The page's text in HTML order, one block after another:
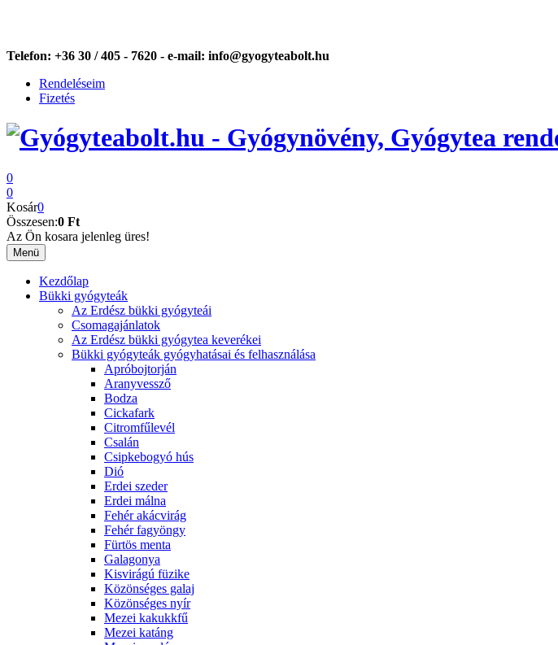
Telefon: +36 30 / 405 - 7620 - e-mail: info@gyogyteabolt.hu
Rendeléseim
Fizetés
0
0
Kosár0
Összesen:0 Ft
Az Ön kosara jelenleg üres!
Menü
Kezdőlap
Bükki gyógyteák
Az Erdész bükki gyógyteái
Csomagajánlatok
Az Erdész bükki gyógytea keverékei
Bükki gyógyteák gyógyhatásai és felhasználása
Apróbojtorján
Aranyvessző
Bodza
Cickafark
Citromfűlevél
Csalán
Csipkebogyó hús
Dió
Erdei szeder
Erdei málna
Fehér akácvirág
Fehér fagyöngy
Fürtös menta
Galagonya
Kisvirágú füzike
Közönséges galaj
Közönséges nyír
Mezei kakukkfű
Mezei katáng